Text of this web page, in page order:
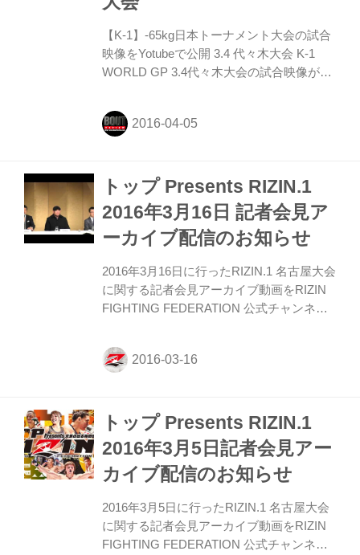
【K-1】-65kg日本トーナメント大会の試合
映像をYotubeで公開 3.4 代々木大会 K-1
WORLD GP 3.4代々木大会の試合映像が4.4
ルで公開。毎朝10時に更新予定。
トップ Presents RIZIN.1
2016年3月16日 記者会見ア
ーカイブ配信のお知らせ
2016年3月16日に行ったRIZIN.1 名古屋大会
に関する記者会見アーカイブ動画をRIZIN
FIGHTING FEDERATION 公式チャンネル
FEDERATION RIZIN FIGHTING
FEDERATIONが行うイベントに関する会
FEDERATION 公式チャンネル 名称： トッ
プ Presents RIZIN.1 日時： 2016年4月17日
（日） 開場： 14時00分／開始：15時00分
会場： 日本ガイシホール 主催： RIZIN...
トップ Presents RIZIN.1
2016年3月5日記者会見アー
カイブ配信のお知らせ
2016年3月5日に行ったRIZIN.1 名古屋大会
に関する記者会見アーカイブ動画をRIZIN
FIGHTING FEDERATION 公式チャンネル